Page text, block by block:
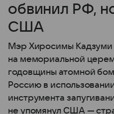
обвинил РФ,
США
Мэр Хиросимы Кадзуми
на мемориальной
годовщины атомной
Россию в
инструмента
не упомянул США —